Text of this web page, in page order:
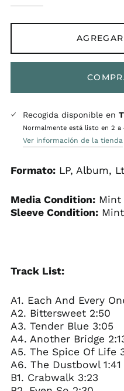
Recogida disponible en
Normalmente está listo en 2 a
Ver información de la tienda
Formato:LP, Album,
Media Condition:Mint
Sleeve Condition:Mint
Track List:
A1. Each And Every
A2. Bittersweet 2:50
A3. Tender Blue 3:05
A4. Another Bridge
A5. The Spice Of Life
A6. The Dustbowl 1:41
B1. Crabwalk 3:23